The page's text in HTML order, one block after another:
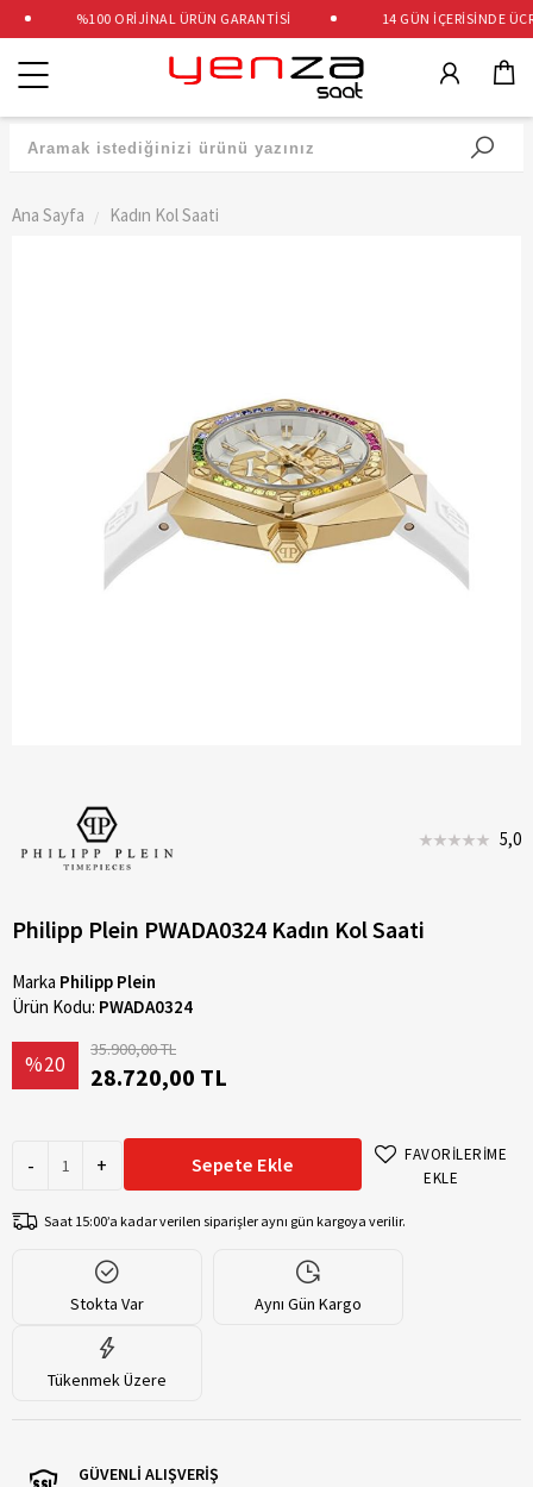
%100 ORİJİNAL ÜRÜN GARANTİSİ 14 GÜN İÇERİSİNDE
Kategoriler
Ana Sayfa Kadın Kol Saati
5,0
Philipp Plein PWADA0324 Kadın Kol Saati
Marka Philipp Plein
Ürün Kodu: PWADA0324
%20
35.900,00 TL
28.720,00 TL
- + Sepete Ekle
FAVORİLERİME
EKLE
Saat 15:00’a kadar verilen siparişler aynı gün kargoya verilir.
Stokta Var Aynı Gün Kargo
Tükenmek Üzere
GÜVENLİ ALIŞVERİŞ